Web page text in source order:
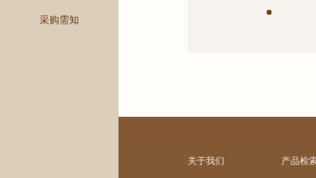
采购需知
关于我们 产品检